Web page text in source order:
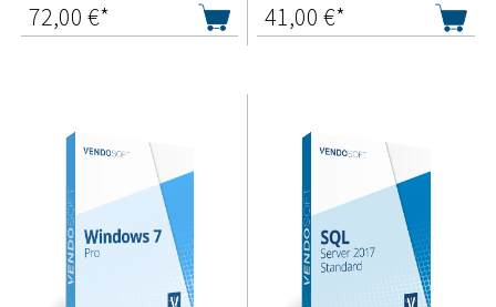
72,00 €* 41,00 €*